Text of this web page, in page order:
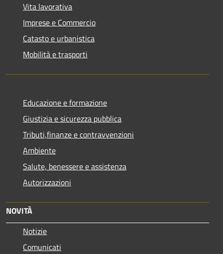
Vita lavorativa
Imprese e Commercio
Catasto e urbanistica
Mobilità e trasporti
Educazione e formazione
Giustizia e sicurezza pubblica
Tributi,finanze e contravvenzioni
Ambiente
Salute, benessere e assistenza
Autorizzazioni
NOVITÀ
Notizie
Comunicati